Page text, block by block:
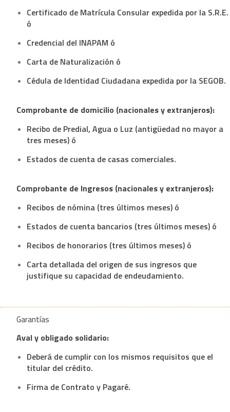
Certificado de Matrícula Consular expedida por la S.R.E.
ó
Credencial del INAPAM ó
Carta de Naturalización ó
Cédula de Identidad Ciudadana expedida por la SEGOB.
Comprobante de domicilio (nacionales y extranjeros):
Recibo de Predial, Agua o Luz (antigüedad no mayor a
tres meses) ó
Estados de cuenta de casas comerciales.
Comprobante de Ingresos (nacionales y extranjeros):
Recibos de nómina (tres últimos meses) ó
Estados de cuenta bancarios (tres últimos meses) ó
Recibos de honorarios (tres últimos meses) ó
Carta detallada del origen de sus ingresos que
justifique su capacidad de endeudamiento.
Garantías
Aval y obligado solidario:
Deberá de cumplir con los mismos requisitos que el
titular del crédito.
Firma de Contrato y Pagaré.